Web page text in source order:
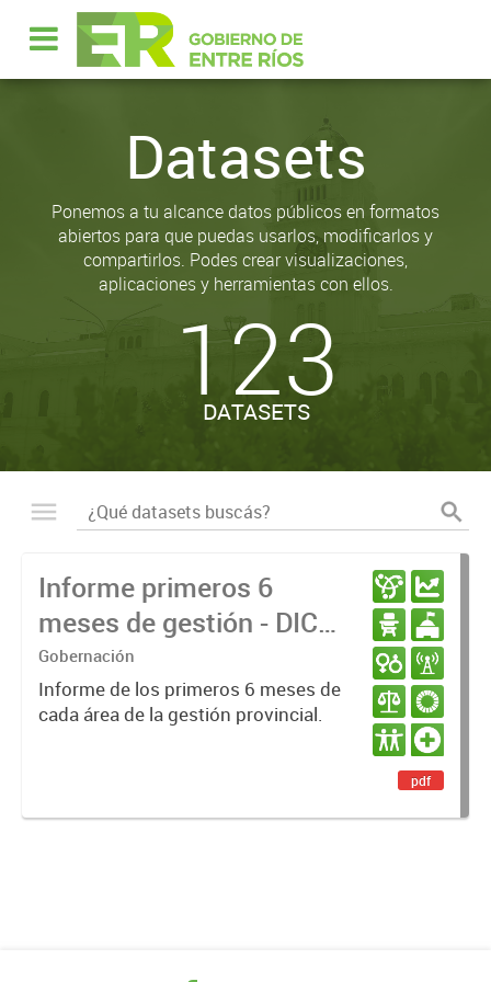
Datasets
Ponemos a tu alcance datos públicos en formatos
abiertos para que puedas usarlos, modificarlos y
compartirlos. Podes crear visualizaciones,
aplicaciones y herramientas con ellos.
123
DATASETS
Informe primeros 6
meses de gestión - DIC
23 / JUN 24
Gobernación
Informe de los primeros 6 meses de
cada área de la gestión provincial.
pdf